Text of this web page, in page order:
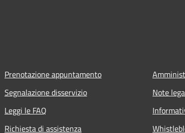
Prenotazione appuntamento
Segnalazione disservizio
Leggi le FAQ
Richiesta di assistenza
Note